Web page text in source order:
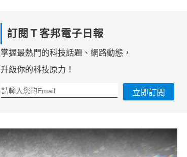
訂閱Ｔ客邦電子日報
掌握最熱門的科技話題、網路動態，
升級你的科技原力！
立即訂閱